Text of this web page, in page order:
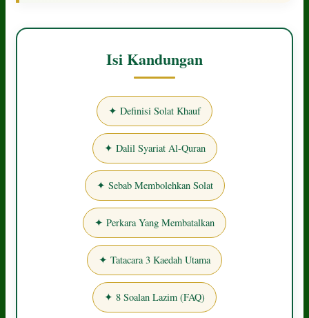
Isi Kandungan
✦ Definisi Solat Khauf
✦ Dalil Syariat Al-Quran
✦ Sebab Membolehkan Solat
✦ Perkara Yang Membatalkan
✦ Tatacara 3 Kaedah Utama
✦ 8 Soalan Lazim (FAQ)